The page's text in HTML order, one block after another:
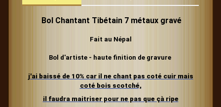
Bol Chantant Tibétain 7 métaux gravé
Fait au Népal
Bol d'artiste - haute finition de gravure
j'ai baissé de 10% car il ne chant pas coté cuir mais
coté bois scotché,
il faudra maitriser pour ne pas que çà ripe